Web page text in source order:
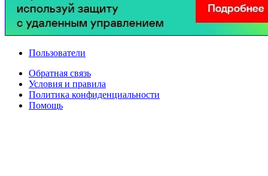
Пользователи
Обратная связь
Условия и правила
Политика конфиденциальности
Помощь